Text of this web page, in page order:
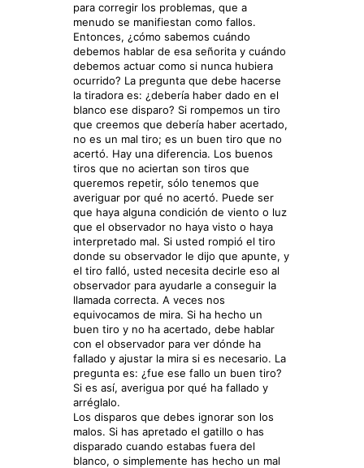
para corregir los problemas, que a
menudo se manifiestan como fallos.
Entonces, ¿cómo sabemos cuándo
debemos hablar de esa señorita y cuándo
debemos actuar como si nunca hubiera
ocurrido? La pregunta que debe hacerse
la tiradora es: ¿debería haber dado en el
blanco ese disparo? Si rompemos un tiro
que creemos que debería haber acertado,
no es un mal tiro; es un buen tiro que no
acertó. Hay una diferencia. Los buenos
tiros que no aciertan son tiros que
queremos repetir, sólo tenemos que
averiguar por qué no acertó. Puede ser
que haya alguna condición de viento o luz
que el observador no haya visto o haya
interpretado mal. Si usted rompió el tiro
donde su observador le dijo que apunte, y
el tiro falló, usted necesita decirle eso al
observador para ayudarle a conseguir la
llamada correcta. A veces nos
equivocamos de mira. Si ha hecho un
buen tiro y no ha acertado, debe hablar
con el observador para ver dónde ha
fallado y ajustar la mira si es necesario. La
pregunta es: ¿fue ese fallo un buen tiro?
Si es así, averigua por qué ha fallado y
arréglalo.
Los disparos que debes ignorar son los
malos. Si has apretado el gatillo o has
disparado cuando estabas fuera del
blanco, o simplemente has hecho un mal